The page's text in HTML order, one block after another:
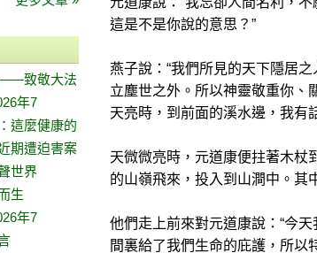
致敬大法
年7
這麼健康的
期遭迫害案
世界
生
年7
這是不是你說的意思？”
燕子說：“我們所見的天下隱居
立塵世之外。所以神靈敬重你、
天亮時，到前面的溪水邊，我有
天微微亮時，元道康便拄著木杖
的山嶺飛來，投入到山澗中。其
他們走上前來對元道康說：“今
間裏給了我們生命的庇護，所以